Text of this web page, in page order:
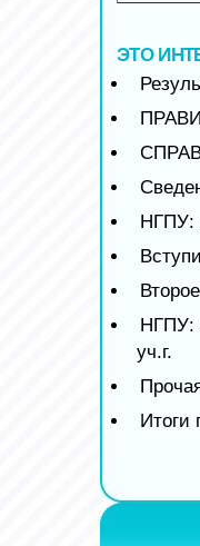
ЭТО
НГПУ:
НГПУ:
уч.г.
Итоги